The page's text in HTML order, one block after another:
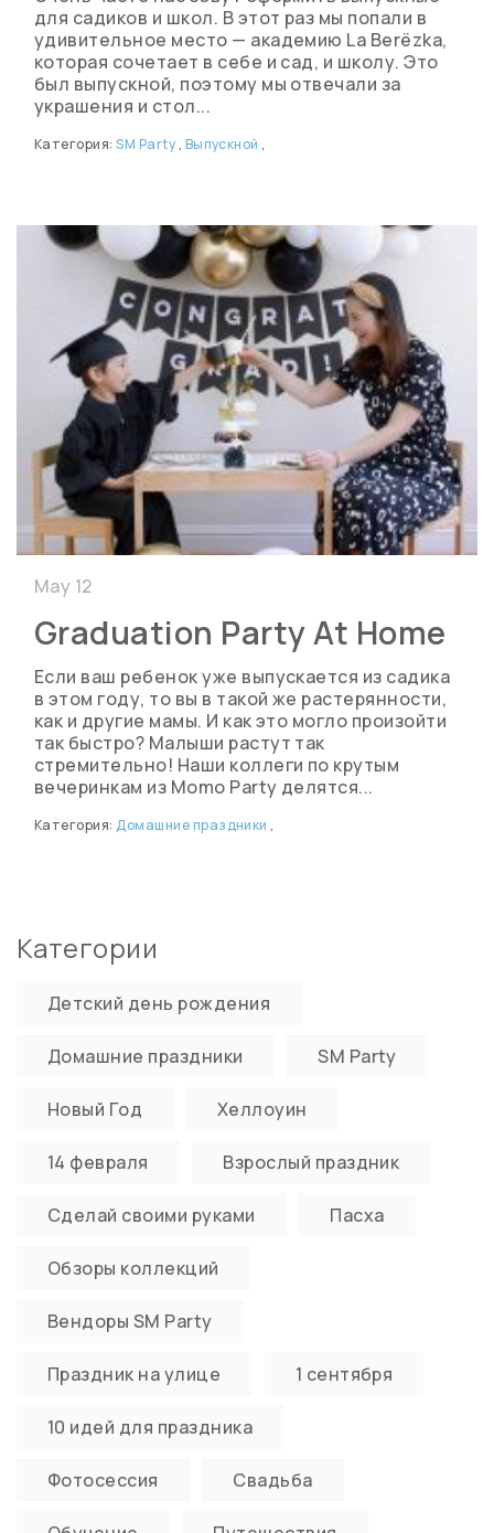
для садиков и школ. В этот раз мы попали в
удивительное место — академию La Berёzka,
которая сочетает в себе и сад, и школу. Это
был выпускной, поэтому мы отвечали за
украшения и стол...
Категория:SM Party, Выпускной,
Graduation Party At Home
Если ваш ребенок уже выпускается из садика
в этом году, то вы в такой же растерянности,
как и другие мамы. И как это могло произойти
так быстро? Малыши растут так
стремительно! Наши коллеги по крутым
вечеринкам из Momo Party делятся...
May 12
Категория:Домашние праздники,
Категории
Детский день рождения
Домашние праздники SM Party
Новый Год Хеллоуин
14 февраля Взрослый праздник
Сделай своими руками Пасха
Обзоры коллекций
Вендоры SM Party
Праздник на улице 1 сентября
10 идей для праздника
Фотосессия Свадьба